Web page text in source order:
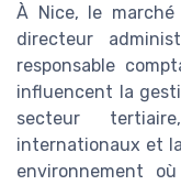
À Nice, le
directeur
responsable
influencent la
secteur
internationaux et
environnement